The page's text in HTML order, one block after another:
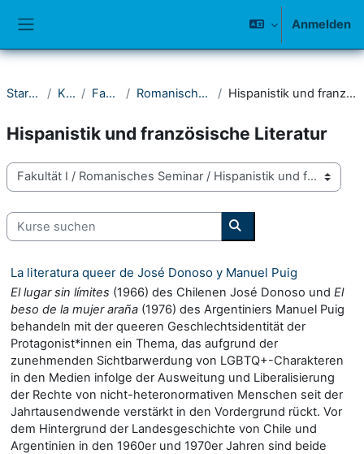
Anmelden
Startseite Kurse Fakultät I Romanisches Seminar Hispanistik und französische Literatur
Hispanistik und französische Literatur
Kursbereiche
Kurse suchen
Kurse suchen
La literatura queer de José Donoso y Manuel Puig
El lugar sin límites (1966) des Chilenen José Donoso und El
beso de la mujer araña (1976) des Argentiniers Manuel Puig
behandeln mit der queeren Geschlechtsidentität der
Protagonist*innen ein Thema, das aufgrund der
zunehmenden Sichtbarwerdung von LGBTQ+-Charakteren
in den Medien infolge der Ausweitung und Liberalisierung
der Rechte von nicht-heteronormativen Menschen seit der
Jahrtausendwende verstärkt in den Vordergrund rückt. Vor
dem Hintergrund der Landesgeschichte von Chile und
Argentinien in den 1960er und 1970er Jahren sind beide